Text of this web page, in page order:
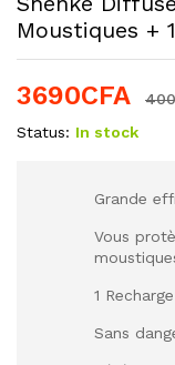
Moustiques +
3690CFA
Status: In stock
Grande
Vous
1
Sans